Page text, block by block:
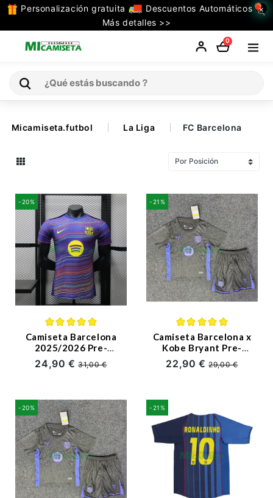
Personalización gratuita
Descuentos Automáticos
Más detalles >>
×
0
TODAS
LAS
CATEGORIAS
La Liga
Ligue 1
Serie A
Premier League
Bundesliga
Otras Ligas
Ropa de Entrenamiento
Jugadores
Micamiseta.futbol La Liga FC Barcelona
-20%
Camiseta Barcelona
2025/2026 Pre-
Match Multicolor
(EDICIÓN JUGADOR)
24,90 €31,00 €
-21%
Camiseta Barcelona x
Kobe Bryant Pre-
Match 2025/2026
Negro/Morado Niño
22,90 €29,00 €
-20% -21%